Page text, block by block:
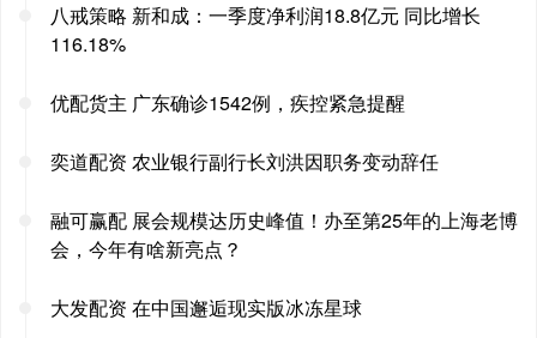
八戒策略 新和成：一季度净利润18.8亿元 同比增长
116.18%
优配货主 广东确诊1542例，疾控紧急提醒
奕道配资 农业银行副行长刘洪因职务变动辞任
融可赢配 展会规模达历史峰值！办至第25年的上海老博
会，今年有啥新亮点？
大发配资 在中国邂逅现实版冰冻星球